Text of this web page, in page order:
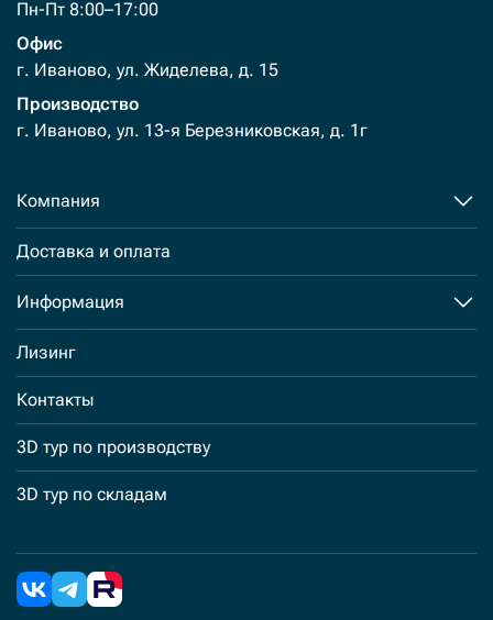
Пн-Пт 8:00–17:00
Офис
г. Иваново, ул. Жиделева, д. 15
Производство
г. Иваново, ул. 13-я Березниковская, д. 1г
Компания
Доставка и оплата
Информация
Лизинг
Контакты
3D тур по производству
3D тур по складам